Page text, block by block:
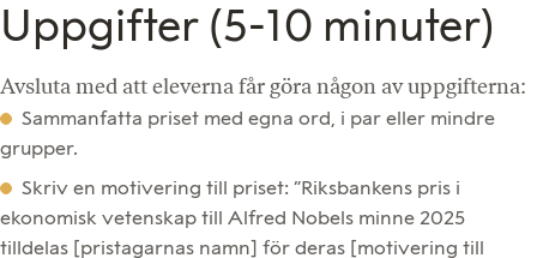
Uppgifter (5-10 minuter)
Avsluta med att eleverna får göra någon av uppgifterna:
Sammanfatta priset med egna ord, i par eller mindre
grupper.
Skriv en motivering till priset: ”Riksbankens pris i
ekonomisk vetenskap till Alfred Nobels minne 2025
tilldelas [pristagarnas namn] för deras [motivering till